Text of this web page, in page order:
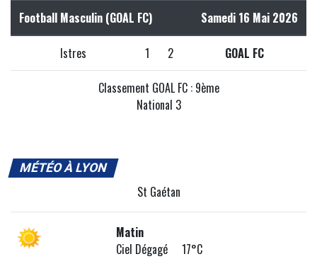
Football Masculin (GOAL FC) Samedi 16 Mai 2026
Istres 1 2 GOAL FC
Classement GOAL FC : 9ème
National 3
MÉTÉO À LYON
St Gaétan
Matin
Ciel Dégagé 17°C